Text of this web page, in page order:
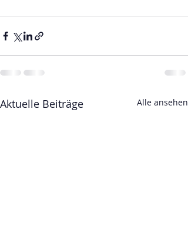
Aktuelle Beiträge Alle ansehen